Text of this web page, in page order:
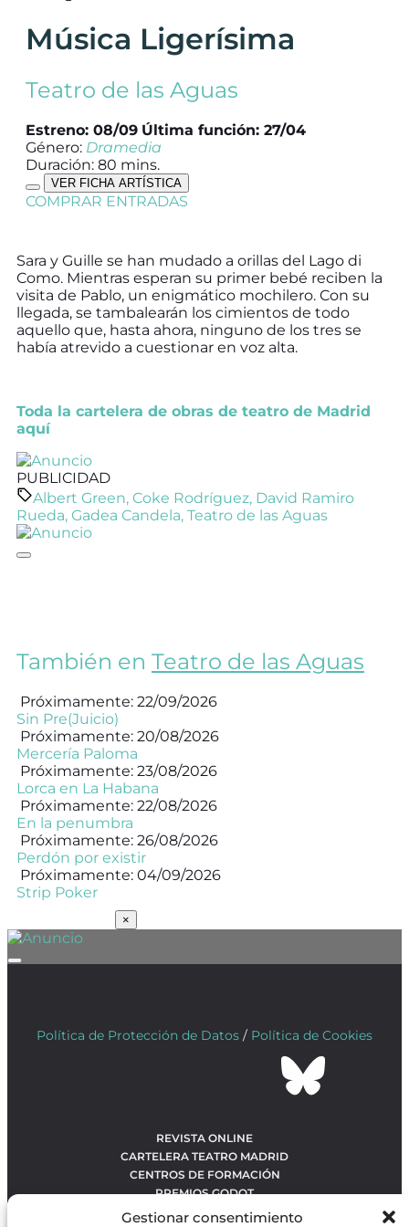
Gestionar consentimiento
Música Ligerísima
Teatro de las Aguas
Estreno: 08/09 Última función: 27/04
Género: Dramedia
Duración: 80 mins.
VER FICHA ARTÍSTICA
COMPRAR ENTRADAS
Sara y Guille se han mudado a orillas del Lago di
Como. Mientras esperan su primer bebé reciben la
visita de Pablo, un enigmático mochilero. Con su
llegada, se tambalearán los cimientos de todo
aquello que, hasta ahora, ninguno de los tres se
había atrevido a cuestionar en voz alta.
Toda la cartelera de obras de teatro de Madrid
aquí
PUBLICIDAD
Albert Green, Coke Rodríguez, David Ramiro
Rueda, Gadea Candela, Teatro de las Aguas
También en Teatro de las Aguas
Próximamente: 22/09/2026
Sin Pre(Juicio)
Próximamente: 20/08/2026
Mercería Paloma
Próximamente: 23/08/2026
Lorca en La Habana
Próximamente: 22/08/2026
En la penumbra
Próximamente: 26/08/2026
Perdón por existir
Próximamente: 04/09/2026
Strip Poker
×
Política de Protección de Datos / Política de Cookies
REVISTA ONLINE
CARTELERA TEATRO MADRID
CENTROS DE FORMACIÓN
PREMIOS GODOT